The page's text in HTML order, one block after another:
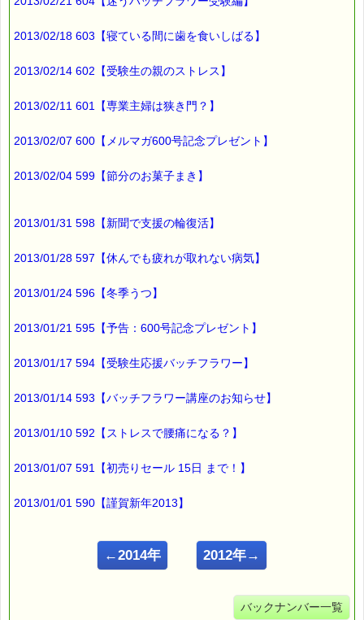
2013/02/18 603【寝ている間に歯を食いしばる】
2013/02/14 602【受験生の親のストレス】
2013/02/11 601【専業主婦は狭き門？】
2013/02/07 600【メルマガ600号記念プレゼント】
2013/02/04 599【節分のお菓子まき】
2013/01/31 598【新聞で支援の輪復活】
2013/01/28 597【休んでも疲れが取れない病気】
2013/01/24 596【冬季うつ】
2013/01/21 595【予告：600号記念プレゼント】
2013/01/17 594【受験生応援バッチフラワー】
2013/01/14 593【バッチフラワー講座のお知らせ】
2013/01/10 592【ストレスで腰痛になる？】
2013/01/07 591【初売りセール 15日 まで！】
2013/01/01 590【謹賀新年2013】
←2014年 2012年→
バックナンバー一覧